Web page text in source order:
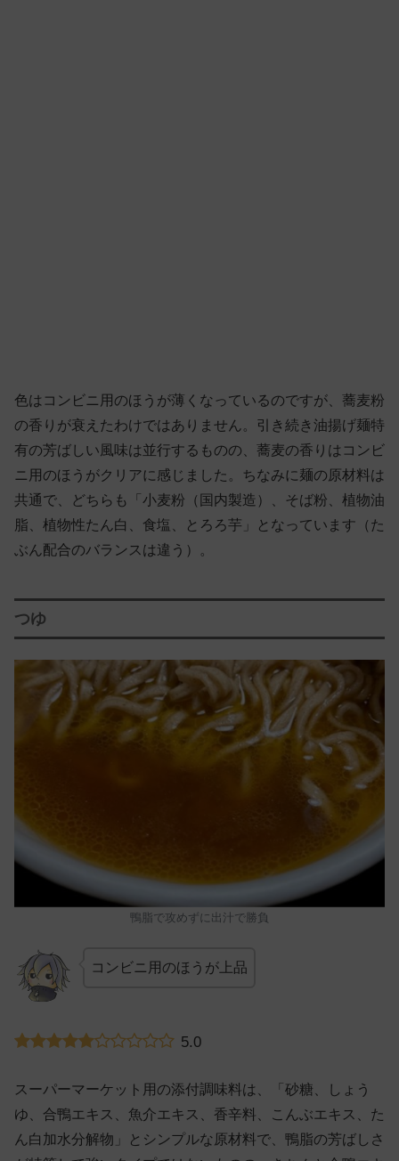
色はコンビニ用のほうが薄くなっているのですが、蕎麦粉
の香りが衰えたわけではありません。引き続き油揚げ麺特
有の芳ばしい風味は並行するものの、蕎麦の香りはコンビ
ニ用のほうがクリアに感じました。ちなみに麺の原材料は
共通で、どちらも「小麦粉（国内製造）、そば粉、植物油
脂、植物性たん白、食塩、とろろ芋」となっています（た
ぶん配合のバランスは違う）。
つゆ
鴨脂で攻めずに出汁で勝負
コンビニ用のほうが上品
5.0
スーパーマーケット用の添付調味料は、「砂糖、しょう
ゆ、合鴨エキス、魚介エキス、香辛料、こんぶエキス、た
ん白加水分解物」とシンプルな原材料で、鴨脂の芳ばしさ